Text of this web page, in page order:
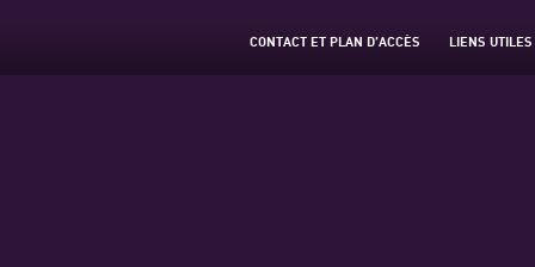
CONTACT ET PLAN D’ACCÈS LIENS UTILES